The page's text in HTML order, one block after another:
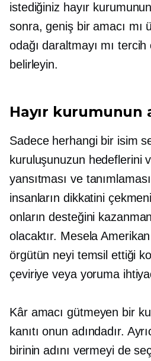
istediğiniz hayır
sonra, geniş bir amacı mı
odağı daraltmayı mı
belirleyin.
Hayır kurumunun
Sadece herhangi bir isim
kuruluşunuzun hedeflerini
yansıtması ve
insanların dikkatini
onların desteğini
olacaktır. Mesela
örgütün neyi temsil ettiği
çeviriye veya yoruma
Kâr amacı gütmeyen bir
kanıtı onun adındadır.
birinin adını vermeyi de